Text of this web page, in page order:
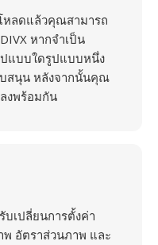
หลดแล้วคุณสามารถ
หากจำเป็น
แบบใดรูปแบบหนึ่ง
สนุน หลังจากนั้นคุณ
งพร้อมกัน
เปลี่ยนการตั้งค่า
พ อัตราส่วนภาพ และ